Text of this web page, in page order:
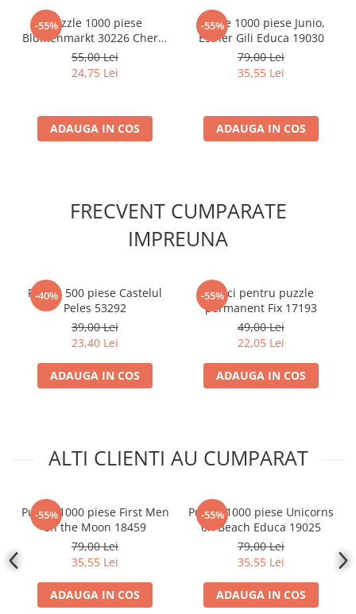
One Piece
Lord of The Rings
Naruto Shippuden
Sailor Moon
Star Trek
Collectibles
KPop Demon Hunters
Book Nooks
Hello Kitty - Produse Oficiale
Comic Books (Benzi Desenate)
Trading Card Games
Yu Gi Oh
Accesorii TCG
Digimon Card Game
Cardfight!! Vanguard
Flesh and Blood
-55%Puzzle 1000 piese
Blumenmarkt 30226 Cherry
Pazzi
55,00 Lei
24,75 Lei
ADAUGA IN COS
-55%
Puzzle 1000 piese Junio,
Esther Gili Educa 19030
79,00 Lei
35,55 Lei
ADAUGA IN COS
FRECVENT CUMPARATE
IMPREUNA
-40%
Puzzle 500 piese Castelul
Peles 53292
39,00 Lei
23,40 Lei
ADAUGA IN COS
-55%
Lipici pentru puzzle
permanent Fix 17193
49,00 Lei
22,05 Lei
ADAUGA IN COS
ALTI CLIENTI AU CUMPARAT
-55%
Puzzle 1000 piese First Men
on the Moon 18459
79,00 Lei
35,55 Lei
ADAUGA IN COS
-55%
Puzzle 1000 piese Unicorns
on Beach Educa 19025
79,00 Lei
35,55 Lei
ADAUGA IN COS